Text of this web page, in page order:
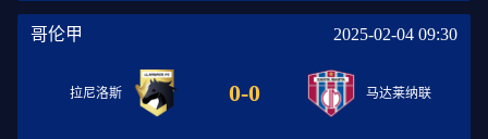
哥伦甲 2025-02-04 09:30
拉尼洛斯 0-0 马达莱纳联